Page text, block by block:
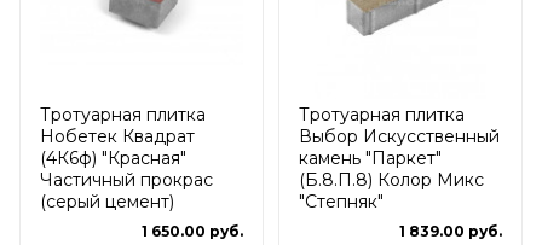
Тротуарная плитка
Нобетек Квадрат
(4К6ф) "Красная"
Частичный прокрас
(серый цемент)
1 650.00 руб.
Тротуарная плитка
Выбор Искусственный
камень "Паркет"
(Б.8.П.8) Колор Микс
"Степняк"
1 839.00 руб.